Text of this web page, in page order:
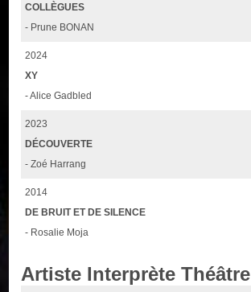
COLLÈGUES
- Prune BONAN
2024
XY
- Alice Gadbled
2023
DÉCOUVERTE
- Zoé Harrang
2014
DE BRUIT ET DE SILENCE
- Rosalie Moja
Artiste Interprète Théâtre